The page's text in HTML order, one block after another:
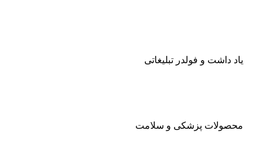
یاد داشت و فولدر تبلیغاتی
محصولات پزشکی و سلامت